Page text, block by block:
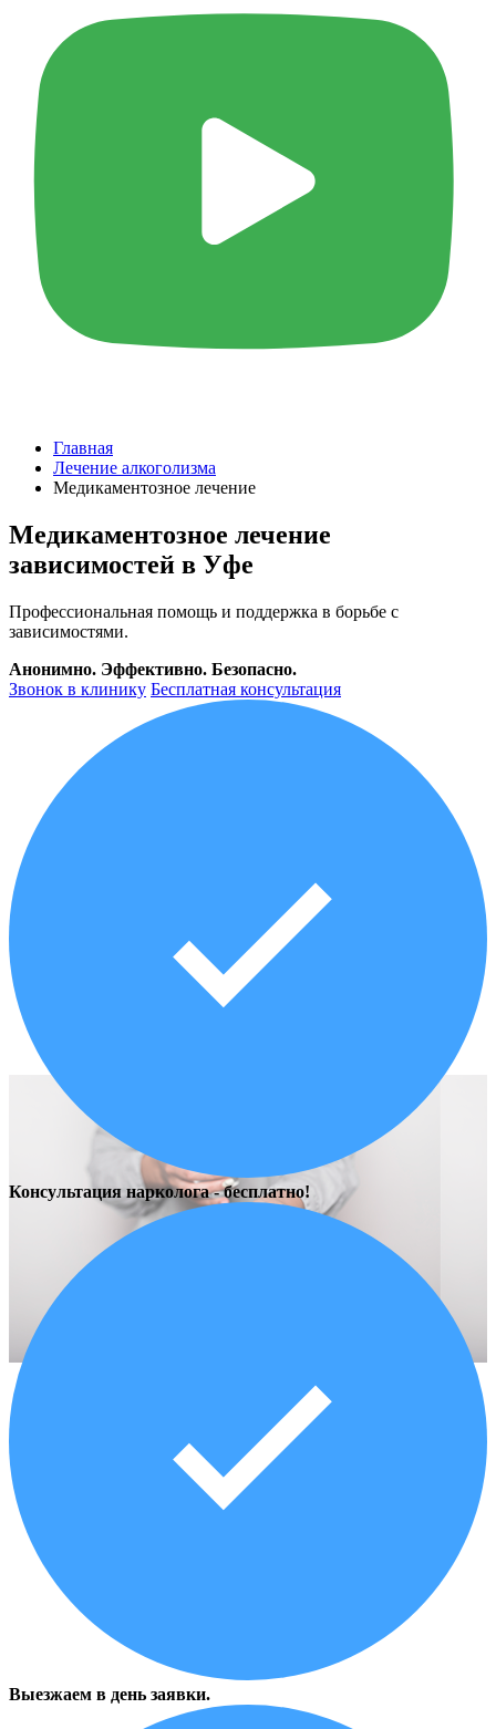
Главная
Лечение алкоголизма
Медикаментозное лечение
Медикаментозное лечение
зависимостей в Уфе
Профессиональная помощь и поддержка в борьбе с
зависимостями.
Анонимно. Эффективно. Безопасно.
Звонок в клинику Бесплатная консультация
Консультация нарколога - бесплатно!
Выезжаем в день заявки.